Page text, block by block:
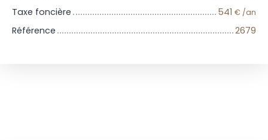
Taxe foncière 541 € /an
Référence 2679